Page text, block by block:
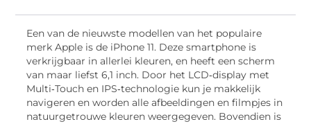
Een van de nieuwste modellen van het populaire
merk Apple is de iPhone 11. Deze smartphone is
verkrijgbaar in allerlei kleuren, en heeft een scherm
van maar liefst 6,1 inch. Door het LCD‑display met
Multi‑Touch en IPS‑technologie kun je makkelijk
navigeren en worden alle afbeeldingen en filmpjes in
natuurgetrouwe kleuren weergegeven. Bovendien is